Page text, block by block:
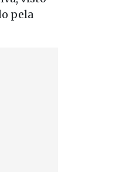
pela